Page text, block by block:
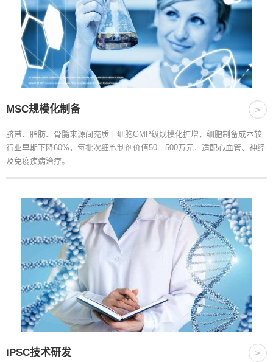
MSC规模化制备 >
脐带、脂肪、骨髓来源间充质干细胞GMP级规模化扩增，细胞制备成本较
行业早期下降60%，每批次细胞制剂价值50—500万元，适配心血管、神经
及免疫疾病治疗。
iPSC技术研发 >